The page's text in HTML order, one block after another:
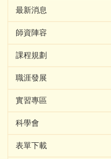
最新消息
師資陣容
課程規劃
職涯發展
實習專區
科學會
表單下載